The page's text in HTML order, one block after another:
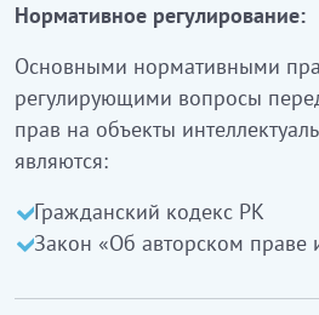
Нормативное регулирование:
Основными нормативными
регулирующими вопросы
прав на объекты
являются:
Гражданский кодекс РК
Закон «Об авторском праве